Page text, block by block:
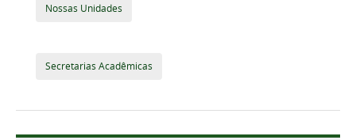
Nossas Unidades
Secretarias Acadêmicas